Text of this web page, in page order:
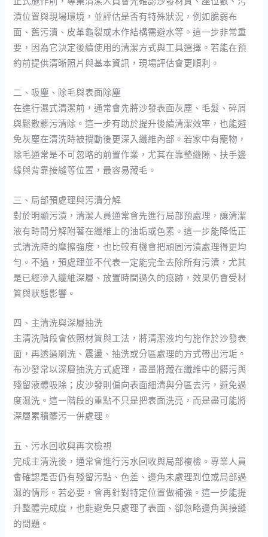
漬位置與現場環境，並評估是否有特殊狀況，例如脆弱布
面、舊污漬、皮革龜裂或木作結構需避水等。這一步非常重
要，因為它決定後續使用的清潔方式與工具選擇。若能在預
約前提供清晰照片與基本資訊，現場評估會更順利。
二、吸塵、除毛與表面除塵
在進行濕式清潔前，通常會先將沙發表面灰塵、毛髮、碎屑
與鬆散髒污清除。這一步有助於提升後續清潔效率，也能避
免灰塵在清洗時被攪動後更深入纖維內部。若家中有寵物，
除毛通常是不可忽略的前置作業，尤其在靠墊縫隙、扶手邊
緣與背靠接縫等位置，最容易藏毛。
三、局部預處理與污漬分解
對於明顯污漬，清潔人員通常會先進行局部預處理，讓清潔
液有時間分解附著在纖維上的油垢或色素。這一步能降低正
式清洗時的摩擦強度，也比較有機會把頑固污漬處理得更均
勻。不過，預處理並不代表一定能完全去除所有污漬，尤其
是已經滲入纖維深層、放置時間過久的痕跡，效果仍會受材
質與狀態影響。
四、主清洗與深層抽洗
主清洗階段會依照材質與工法，將清潔液均勻施作於沙發表
面，再透過刷洗、震盪、抽洗或分區處理的方式帶出污垢。
布沙發常以深層抽洗方式處理，盡量將藏在纖維中的髒污與
殘留液體吸除；皮沙發則偏向表面細清與分區去污，避免過
度濕洗。這一階段的重點不只是把表面洗亮，而是盡可能將
深層累積髒污一併處理。
五、污水回收與再次檢視
完成主清洗後，通常會進行污水回收與局部複檢。專業人員
會確認是否仍有殘留污點、色差、邊角未處理到位或局部過
濕的情形。若必要，會再針對特定位置做補強。這一步能提
升整體完成度，也能避免只處理了表面、卻忽略邊角與接縫
的問題。